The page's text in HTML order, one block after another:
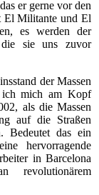
er gerne vor den
El Militante und El
es werden der
die sie uns zuvor
der Massen
ich mich am Kopf
als die Massen
auf die Straßen
Bedeutet das ein
hervorragende
in Barcelona